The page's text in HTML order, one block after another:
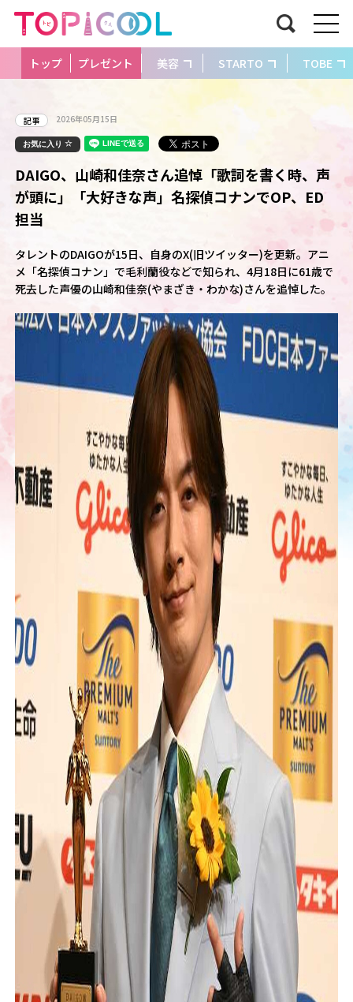
トップ プレゼント 美容 STARTO TOBE
記事 2026年05月15日
お気に入り
DAIGO、山崎和佳奈さん追悼「歌詞を書く時、声
が頭に」「大好きな声」名探偵コナンでOP、ED
担当
タレントのDAIGOが15日、自身のX(旧ツイッター)を更新。アニ
メ「名探偵コナン」で毛利蘭役などで知られ、4月18日に61歳で
死去した声優の山崎和佳奈(やまざき・わかな)さんを追悼した。